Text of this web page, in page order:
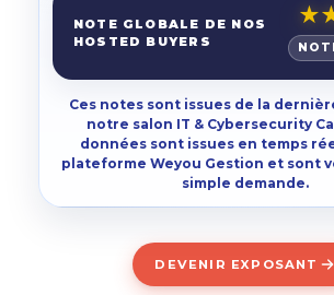
NOTE GLOBALE DE NOS
HOSTED BUYERS
★
Ces notes sont issues de la
notre salon IT & Cybersecurity
données sont issues en temps
plateforme Weyou Gestion et sont
simple demande.
DEVENIR EXPOSANT